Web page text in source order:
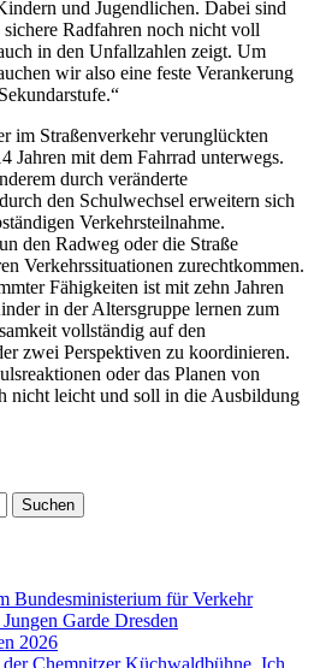
und Jugendlichen. Dabei sind
Radfahren noch nicht voll
in den Unfallzahlen zeigt. Um
wir also eine feste Verankerung
im Straßenverkehr verunglückten
Jahren mit dem Fahrrad unterwegs.
durch veränderte
den Schulwechsel erweitern sich
Verkehrsteilnahme.
den Radweg oder die Straße
Verkehrssituationen zurechtkommen.
Fähigkeiten ist mit zehn Jahren
in der Altersgruppe lernen zum
vollständig auf den
zwei Perspektiven zu koordinieren.
oder das Planen von
nicht leicht und soll in die Ausbildung
Bundesministerium für Verkehr
Garde Dresden
2026